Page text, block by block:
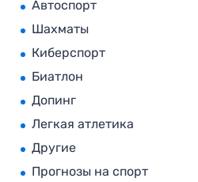
Автоспорт
Шахматы
Киберспорт
Биатлон
Допинг
Легкая атлетика
Другие
Прогнозы на спорт